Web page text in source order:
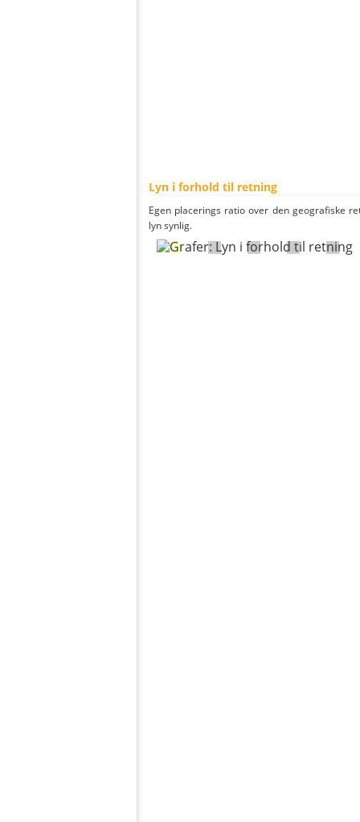
Lyn i forhold til retning
Egen placerings ratio over den geografiske
lyn synlig.